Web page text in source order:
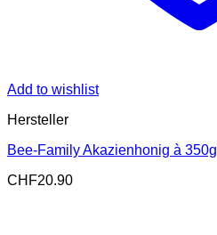
Add to wishlist
Hersteller
Bee-Family Akazienhonig à 350g
CHF20.90